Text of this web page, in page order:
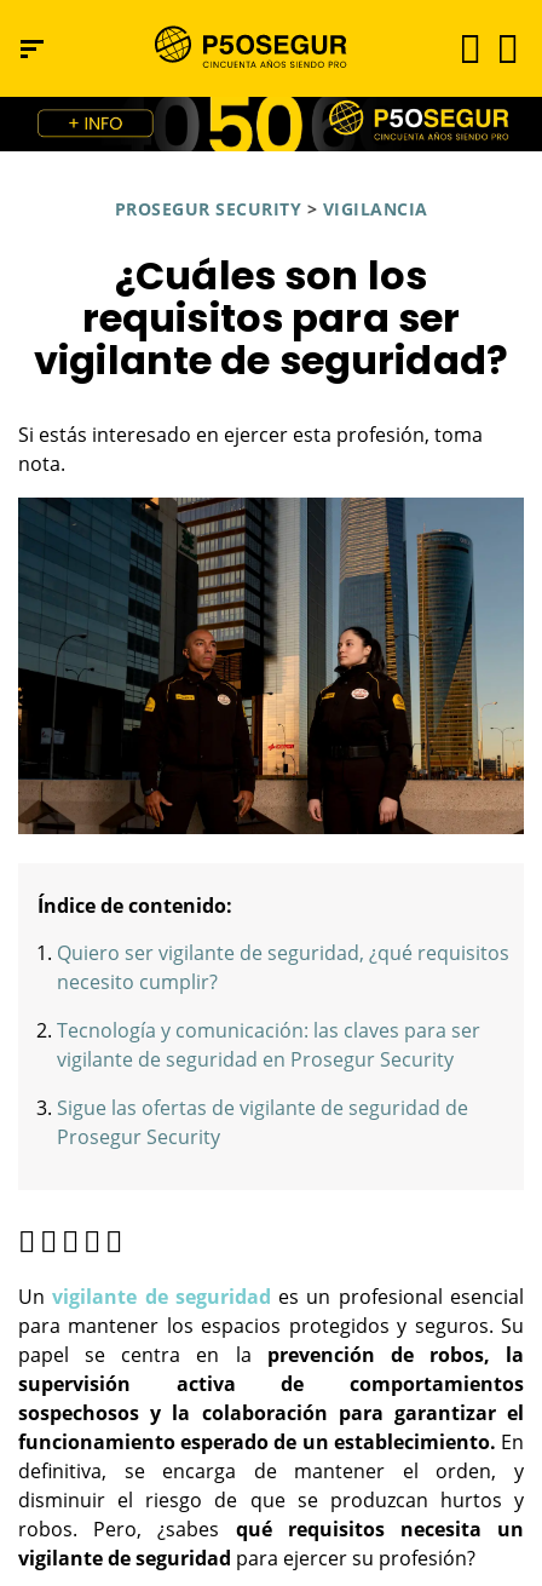
PROSEGUR SECURITY > VIGILANCIA
¿Cuáles son los
requisitos para ser
vigilante de seguridad?
Si estás interesado en ejercer esta profesión, toma
nota.
Índice de contenido:
Quiero ser vigilante de seguridad, ¿qué requisitos
necesito cumplir?
Tecnología y comunicación: las claves para ser
vigilante de seguridad en Prosegur Security
Sigue las ofertas de vigilante de seguridad de
Prosegur Security
Unvigilante de seguridad es un profesional esencial
para mantener los espacios protegidos y seguros. Su
papel se centra en la prevención de robos, la
supervisión activa de comportamientos
sospechosos y la colaboración para garantizar el
funcionamiento esperado de un establecimiento. En
definitiva, se encarga de mantener el orden, y
disminuir el riesgo de que se produzcan hurtos y
robos. Pero, ¿sabes qué requisitos necesita un
vigilante de seguridad para ejercer su profesión?